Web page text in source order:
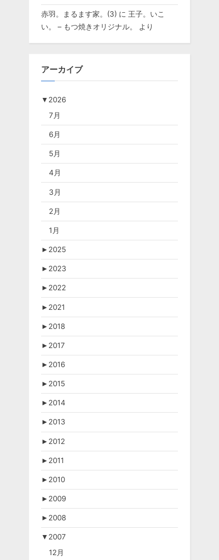
赤羽。まるます家。(3) に 王子。いこ
い。 – もつ焼きオリジナル。
より
アーカイブ
▼ 2026
7月
6月
5月
4月
3月
2月
1月
► 2025
► 2023
► 2022
► 2021
► 2018
► 2017
► 2016
► 2015
► 2014
► 2013
► 2012
► 2011
► 2010
► 2009
► 2008
▼ 2007
12月